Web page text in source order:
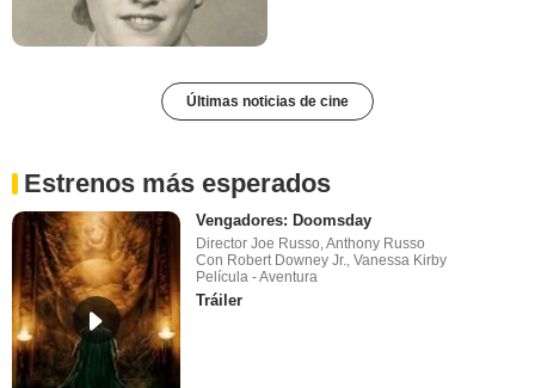
Últimas noticias de cine
Estrenos más esperados
Vengadores: Doomsday
Director Joe Russo, Anthony Russo
Con Robert Downey Jr., Vanessa Kirby
Película - Aventura
Tráiler